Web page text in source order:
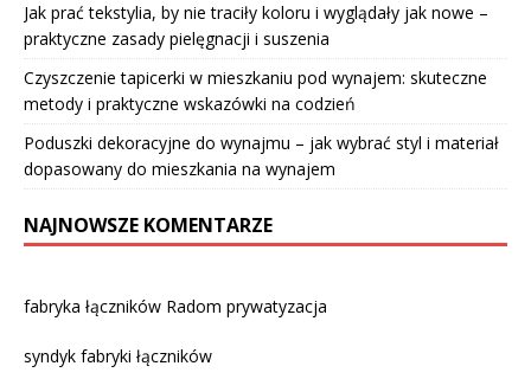
Jak prać tekstylia, by nie traciły koloru i wyglądały jak nowe –
praktyczne zasady pielęgnacji i suszenia
Czyszczenie tapicerki w mieszkaniu pod wynajem: skuteczne
metody i praktyczne wskazówki na codzień
Poduszki dekoracyjne do wynajmu – jak wybrać styl i materiał
dopasowany do mieszkania na wynajem
NAJNOWSZE KOMENTARZE
fabryka łączników Radom prywatyzacja
syndyk fabryki łączników